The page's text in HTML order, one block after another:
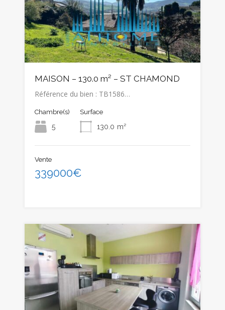
MAISON – 130.0 m² – ST CHAMOND
Référence du bien : TB1586…
Chambre(s)
5
Surface
130.0 m²
Vente
339000€